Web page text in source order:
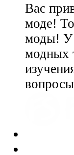
Вас
моде!
моды! У
модных